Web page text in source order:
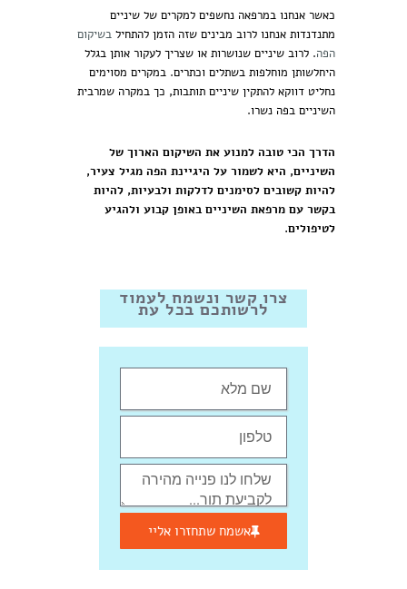
כאשר אנחנו במרפאה נחשפים למקרים של שיניים
מתנדנדות אנחנו לרוב מבינים שזה הזמן להתחיל בשיקום
הפה. לרוב שיניים שנושרות או שצריך לעקור אותן בגלל
היחלשותן מוחלפות בשתלים וכתרים. במקרים מסוימים
נחליט דווקא להתקין שיניים תותבות, כך במקרה שמרבית
השיניים בפה נשרו.
הדרך הכי טובה למנוע את השיקום הארוך של
השיניים, היא לשמור על היגיינת הפה מגיל צעיר,
להיות קשובים לסימנים לדלקות ולבעיות, להיות
בקשר עם מרפאת השיניים באופן קבוע ולהגיע
לטיפולים.
צרו קשר ונשמח לעמוד
לרשותכם בכל עת
אשמח שתחזרו אליי